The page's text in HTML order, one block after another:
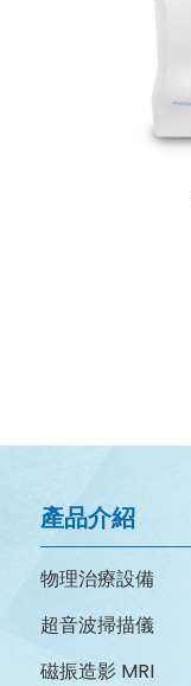
產品介紹
物理治療設備
超音波掃描儀
磁振造影 MRI